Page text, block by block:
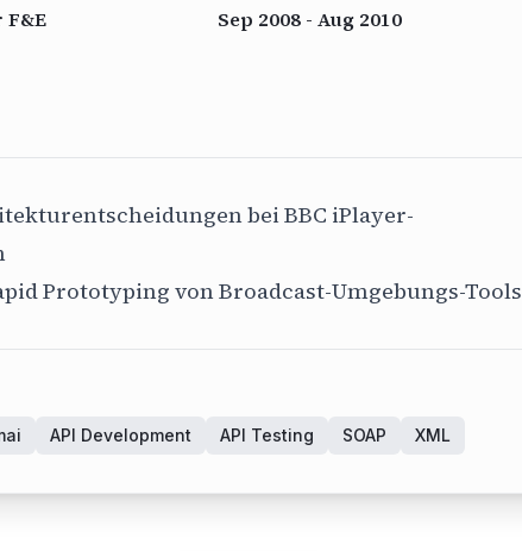
Sep 2008 - Aug 2010
bei BBC iPlayer-
Prototyping von Broadcast-Umgebungs-Tools
API Development API Testing SOAP XML